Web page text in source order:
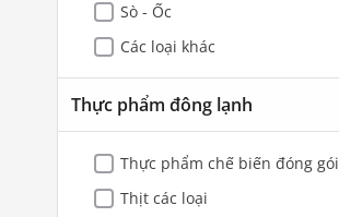
Sò - Ốc
Các loại khác
Thực phẩm đông lạnh
Thực phẩm chế biến đóng gói
Thịt các loại